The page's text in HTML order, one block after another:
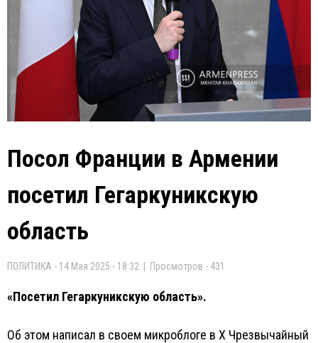
Посол Франции в Армении
посетил Гегаркуникскую
область
ПОЛИТИКА - 14 Мая 2025 - 18:32 | Просмотров - 431
«Посетил Гегаркуникскую область».
Об этом написал в своем микроблоге в Х Чрезвычайный